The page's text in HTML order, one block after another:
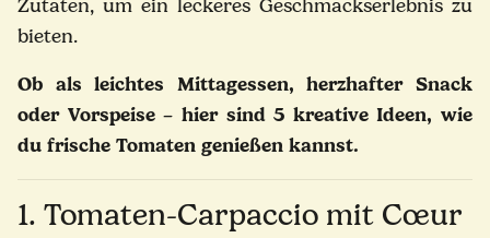
Zutaten, um ein leckeres Geschmackserlebnis zu
bieten.
Ob als leichtes Mittagessen, herzhafter Snack
oder Vorspeise – hier sind 5 kreative Ideen, wie
du frische Tomaten genießen kannst.
1. Tomaten-Carpaccio mit Cœur